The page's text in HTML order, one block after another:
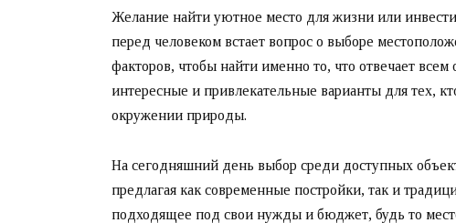
Желание найти уютное место для жизни или
перед человеком встает вопрос о выборе
факторов, чтобы найти именно то, что отвечает
интересные и привлекательные варианты для тех,
окружении природы.
На сегодняшний день выбор среди доступных
предлагая как современные постройки, так и
подходящее под свои нужды и бюджет, будь то